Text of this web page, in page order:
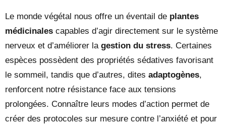
Le monde végétal nous offre un éventail de plantes
médicinales capables d’agir directement sur le système
nerveux et d’améliorer la gestion du stress. Certaines
espèces possèdent des propriétés sédatives favorisant
le sommeil, tandis que d’autres, dites adaptogènes,
renforcent notre résistance face aux tensions
prolongées. Connaître leurs modes d’action permet de
créer des protocoles sur mesure contre l’anxiété et pour